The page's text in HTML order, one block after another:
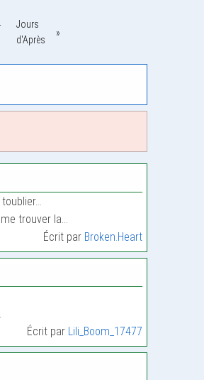
Jours
d'Après
trouver la…
Écrit par Broken.Heart
Écrit par Lili_Boom_17477